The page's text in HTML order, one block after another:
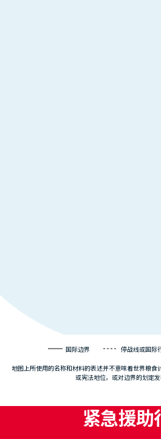
国际边界 停战线或国际
地图上所使用的名称和材料的表述并不意味着世界粮
或宪法地位，或对边界的划定发
紧急援助